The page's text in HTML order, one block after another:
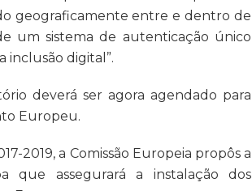
geograficamente entre e dentro de
um sistema de autenticação único
inclusão digital”.
deverá ser agora agendado para
Europeu.
2019, a Comissão Europeia propôs a
que assegurará a instalação dos